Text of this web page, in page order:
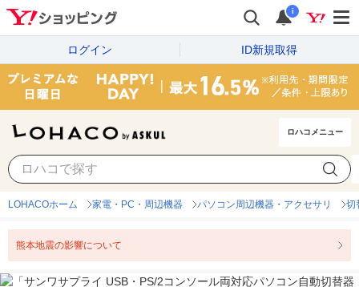
i
ログイン ID新規取得
ロハコメニュー
LOHACOホーム 家電・PC・周辺機器 パソコン周辺機器・アクセサリ 切
熊本地震の影響について